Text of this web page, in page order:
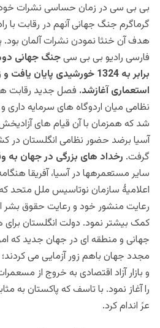
بی بی سی در زمان حساسی نشرات خود
گرماگرم جنگ جهانی آنهم در رقابت با
هدف آن خنثا نمودن نشرات آلمان
فارسی رادیو بی بی سی
برابر به 1324 خورشیدی پایان
استعماری آغازشد. فصل جدید رقابت
نظامی میان اردوگاه های سرمایه داری
شد که همزمان با آن قیام های آزادیخش
آسیا برضد حضور نظامی انگلستان در
گرفت. رخداد های بزرگی در جهان به
سایر مستعمرهها در آسیا، آفریقا
اعلامیۀ سازمان نوتاسیس ملل متحد
رعایت منشور خود و رعایت حقوق بشر
کمک بیشتر نمود. دولت انگلستان
جهانی و منطقه ای در جهان جدید که
مجدد جهان باهم زور آزمایی می
و بازار آزاد اقتصادی به خروج از
را آغاز نمود. با تاسف که پاکستان به
عرً اندام کرد.